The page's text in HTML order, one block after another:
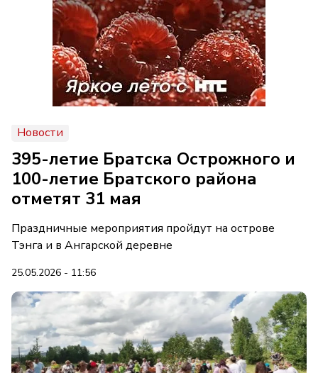
Новости
395-летие Братска Острожного и
100-летие Братского района
отметят 31 мая
Праздничные мероприятия пройдут на острове
Тэнга и в Ангарской деревне
25.05.2026 - 11:56